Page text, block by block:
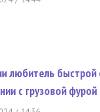
любитель быстрой
с грузовой фурой